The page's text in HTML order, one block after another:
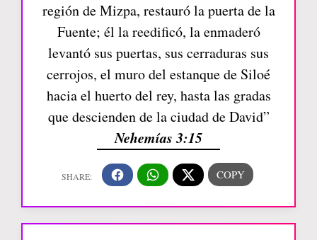
región de Mizpa, restauró la puerta de la
Fuente; él la reedificó, la enmaderó
levantó sus puertas, sus cerraduras sus
cerrojos, el muro del estanque de Siloé
hacia el huerto del rey, hasta las gradas
que descienden de la ciudad de David”
Nehemías 3:15